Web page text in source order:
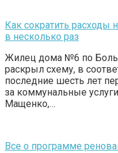
Как сократить
в несколько раз
Жилец дома №6 по
раскрыл схему, в
последние шесть лет
за коммунальные
Мащенко,…
Все о программе